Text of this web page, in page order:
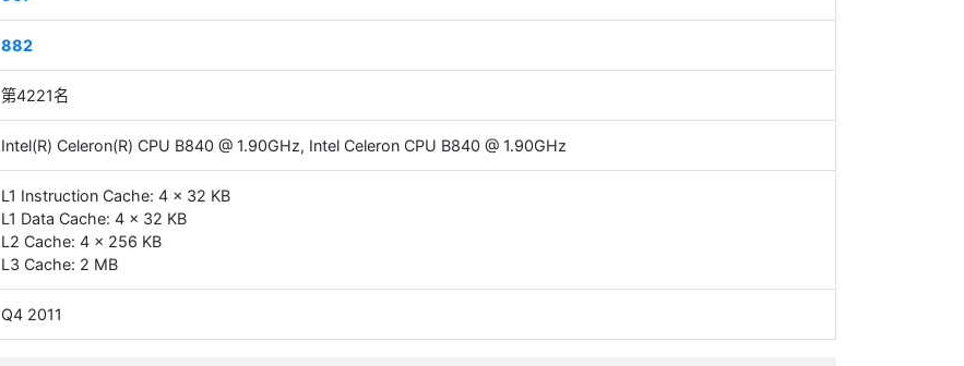
882
第4221名
Intel(R) Celeron(R) CPU B840 @ 1.90GHz, Intel Celeron CPU B840 @ 1.90GHz
L1 Instruction Cache: 4 x 32 KB
L1 Data Cache: 4 x 32 KB
L2 Cache: 4 x 256 KB
L3 Cache: 2 MB
Q4 2011